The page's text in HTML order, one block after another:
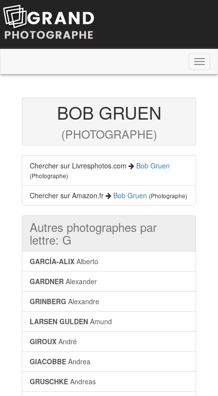
BOB GRUEN
(PHOTOGRAPHE)
Chercher sur Livresphotos.com Bob Gruen
(Photographe)
Chercher sur Amazon.fr Bob Gruen (Photographe)
Autres photographes par
lettre: G
GARCÍA-ALIX Alberto
GARDNER Alexander
GRINBERG Alexandre
LARSEN GULDEN Amund
GIROUX André
GIACOBBE Andrea
GRUSCHKE Andreas